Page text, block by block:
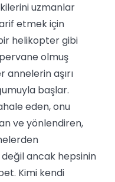
uzmanlar
etmek için
helikopter gibi
olmuş
aşırı
başlar.
eden, onu
ve yönlendiren,
ancak hepsinin
Kimi kendi